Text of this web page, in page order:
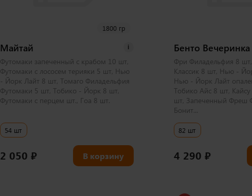
1800 гр
Майтай i
Футомаки запеченный с крабом 10 шт,
Футомаки с лососем терияки 5 шт, Нью
- Йорк Лайт 8 шт, Томаго Филадельфия
Футомаки 5 шт, Тобико - Йорк 8 шт,
Футомаки с перцем шт., Гоа 8 шт.
54 шт
2 050 ₽ В корзину
Бенто Вечеринка
Фри Филадельфия 8
Классик 8 шт, Нью -
Нью - Йорк Лайт
Тобико Айс 8 шт,
шт, Запеченный Фреш
Бонит...
82 шт
4 290₽